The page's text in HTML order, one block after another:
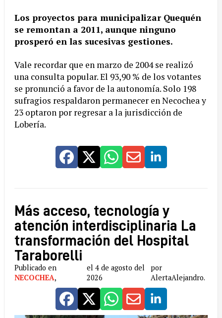
Los proyectos para municipalizar Quequén
se remontan a 2011, aunque ninguno
prosperó en las sucesivas gestiones.
Vale recordar que en marzo de 2004 se realizó
una consulta popular. El 93,90 % de los votantes
se pronunció a favor de la autonomía. Solo 198
sufragios respaldaron permanecer en Necochea y
23 optaron por regresar a la jurisdicción de
Lobería.
Más acceso, tecnología y
atención interdisciplinaria La
transformación del Hospital
Taraborelli
Publicado en
NECOCHEA,
el 4 de agosto del
2026
por
AlertaAlejandro.